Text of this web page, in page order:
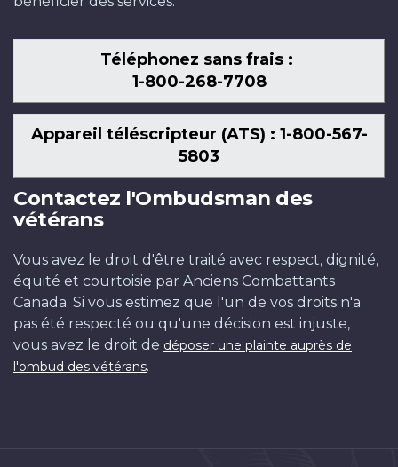
Téléphonez sans frais :
1-800-268-7708
Appareil téléscripteur (ATS) : 1-800-567-
5803
Contactez l'Ombudsman des
vétérans
Vous avez le droit d'être traité avec respect, dignité,
équité et courtoisie par Anciens Combattants
Canada. Si vous estimez que l'un de vos droits n'a
pas été respecté ou qu'une décision est injuste,
vous avez le droit de déposer une plainte auprès de
l'ombud des vétérans.